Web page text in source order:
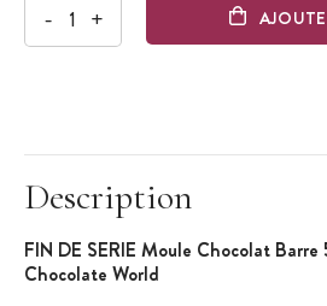
- +
Description
FIN DE SERIE Moule Chocolat
Chocolate World